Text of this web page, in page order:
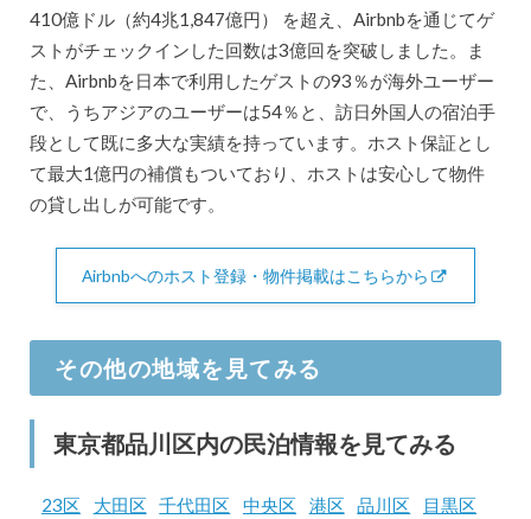
410億ドル（約4兆1,847億円） を超え、Airbnbを通じてゲ
ストがチェックインした回数は3億回を突破しました。ま
た、Airbnbを日本で利用したゲストの93％が海外ユーザー
で、うちアジアのユーザーは54％と、訪日外国人の宿泊手
段として既に多大な実績を持っています。ホスト保証とし
て最大1億円の補償もついており、ホストは安心して物件
の貸し出しが可能です。
Airbnbへのホスト登録・物件掲載はこちらから
その他の地域を見てみる
東京都品川区内の民泊情報を見てみる
23区 大田区 千代田区 中央区 港区 品川区
目黒区